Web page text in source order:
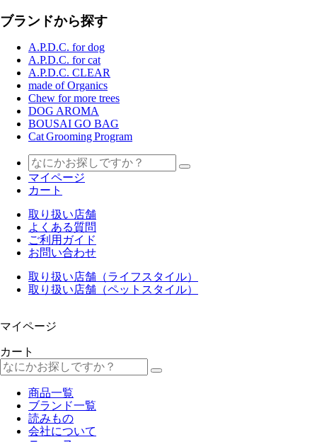
ブランドから探す
A.P.D.C. for dog
A.P.D.C. for cat
A.P.D.C. CLEAR
made of Organics
Chew for more trees
DOG AROMA
BOUSAI GO BAG
Cat Grooming Program
マイページ
カート
取り扱い店舗
よくある質問
ご利用ガイド
お問い合わせ
取り扱い店舗（ライフスタイル）
取り扱い店舗（ペットスタイル）
マイページ
カート
商品一覧
ブランド一覧
読みもの
会社について